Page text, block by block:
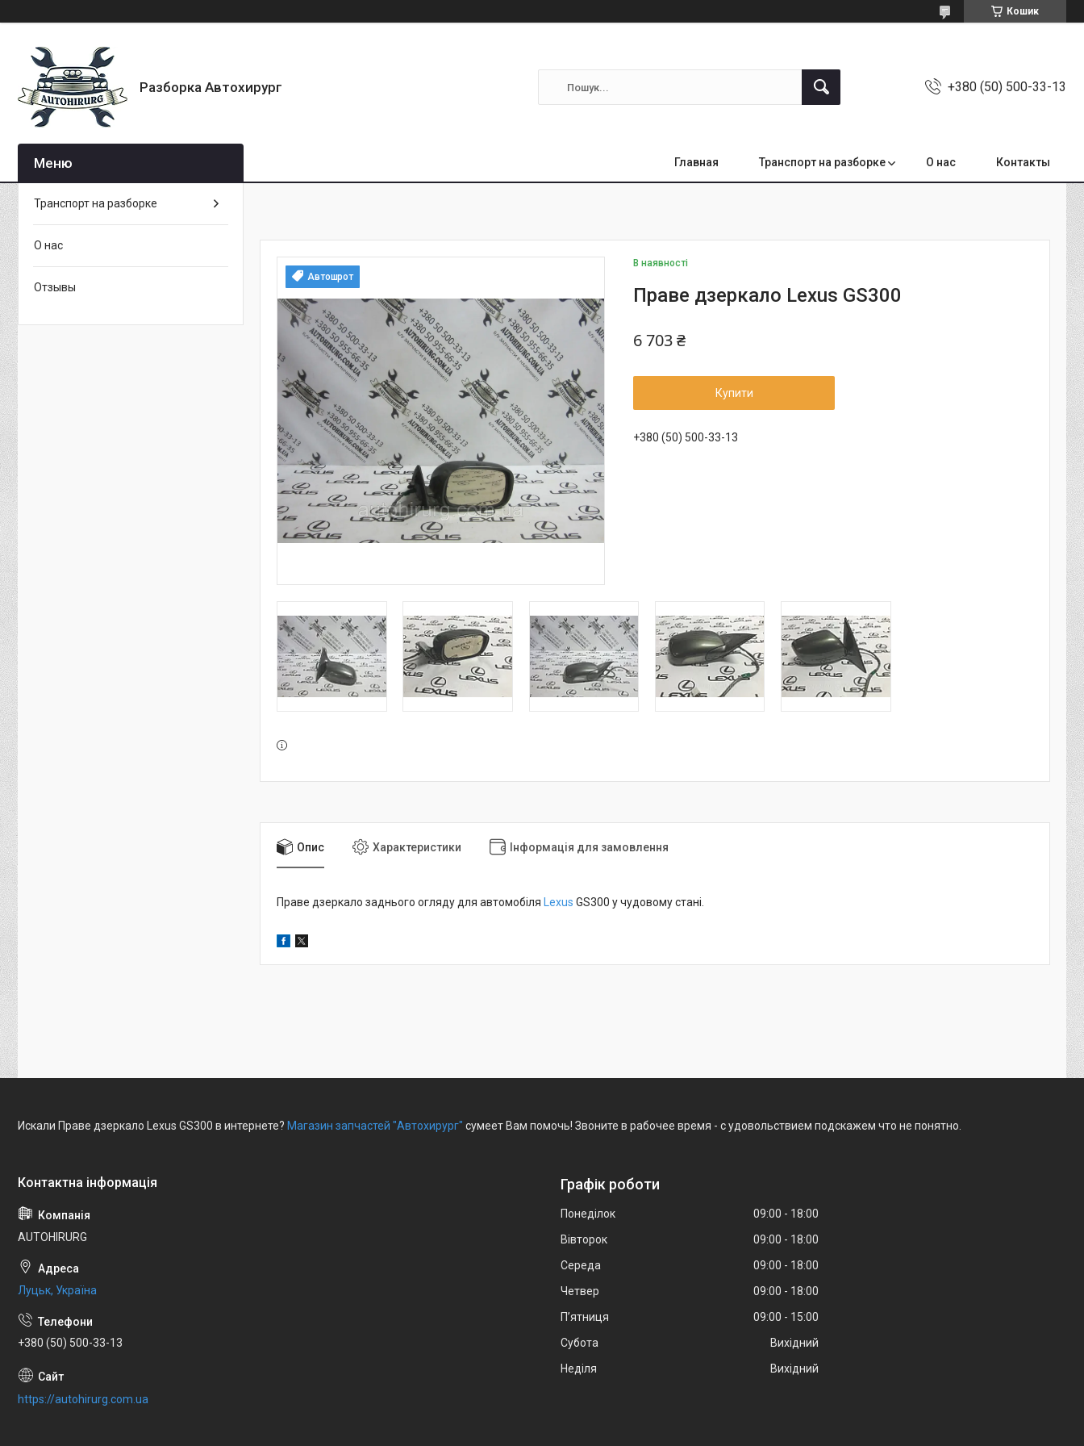
Кошик
Разборка Автохирург +380 (50) 500-33-13
Главная Транспорт на разборке О нас Контакты
Автошрот
В наявності
Праве дзеркало Lexus GS300
6 703 ₴
Купити
+380 (50) 500-33-13
Опис Характеристики Інформація для замовлення
Праве дзеркало заднього огляду для автомобіля Lexus GS300 у чудовому стані.
Транспорт на разборке
О нас
Отзывы
Искали Праве дзеркало Lexus GS300 в интернете? Магазин запчастей "Автохирург" сумеет Вам помочь! Звоните в рабочее время - с удовольствием подскажем что не понятно.
AUTOHIRURG
Луцьк, Україна
+380 (50) 500-33-13
https://autohirurg.com.ua
Графік роботи
Понеділок 09:00
18:00
Вівторок
09:00
18:00
Середа
09:00
18:00
Четвер
09:00
18:00
Пʼятниця
09:00
15:00
Субота
Вихідний
Неділя
Вихідний